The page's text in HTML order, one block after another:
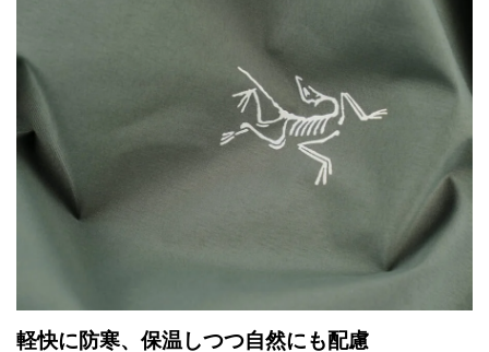
軽快に防寒、保温しつつ自然にも配慮